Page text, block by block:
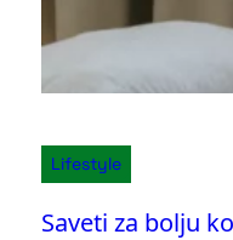
Lifestyle
Saveti za bolju